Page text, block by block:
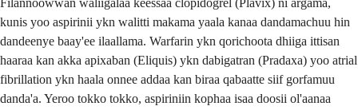
Filannoowwan waliigalaa keessaa clopidogrel (Plavix) ni argama,
kunis yoo aspirinii ykn walitti makama yaala kanaa dandamachuu hin
dandeenye baay'ee ilaallama. Warfarin ykn qorichoota dhiiga ittisan
haaraa kan akka apixaban (Eliquis) ykn dabigatran (Pradaxa) yoo atrial
fibrillation ykn haala onnee addaa kan biraa qabaatte siif gorfamuu
danda'a. Yeroo tokko tokko, aspiriniin kophaa isaa doosii ol'aanaa